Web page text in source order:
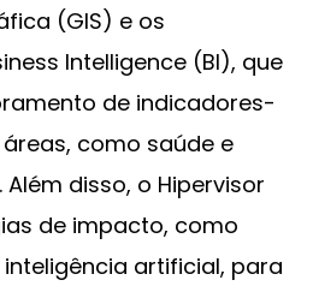
(GIS) e os
Intelligence (BI), que
de indicadores-
como saúde e
disso, o Hipervisor
de impacto, como
artificial, para